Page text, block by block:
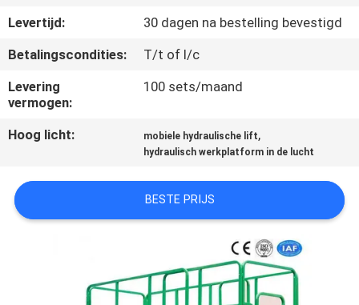
OP
NIEUWS
VRAAG
OFFERTE
PRIVACYBELEID
Levertijd:
30 dagen na bestelling bevestigd
Betalingscondities:
T/t of l/c
Levering
vermogen:
100 sets/maand
Hoog licht: mobiele hydraulische lift,
hydraulisch werkplatform in de lucht
BESTE PRIJS